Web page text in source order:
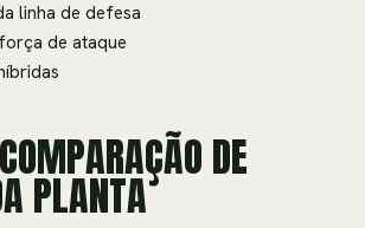
linha de defesa
de ataque
DE
PLANTA